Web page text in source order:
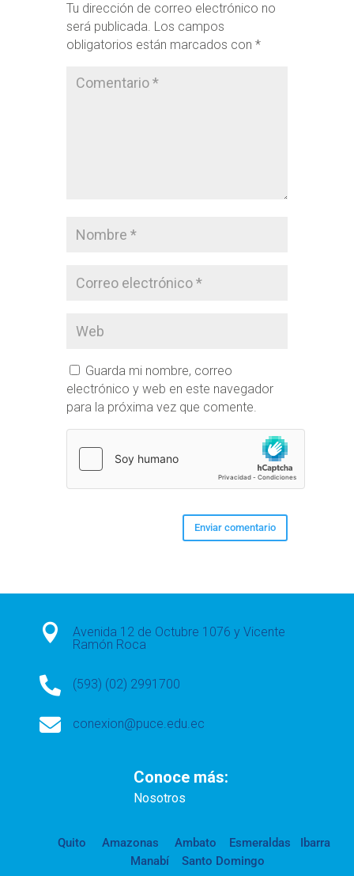
Tu dirección de correo electrónico no
será publicada. Los campos
obligatorios están marcados con *
Guarda mi nombre, correo
electrónico y web en este navegador
para la próxima vez que comente.

Avenida 12 de Octubre 1076 y Vicente
Ramón Roca
 (593) (02) 2991700
 conexion@puce.edu.ec
Conoce más:
Nosotros
Quito Amazonas Ambato Esmeraldas
Ibarra
Manabí
Santo Domingo